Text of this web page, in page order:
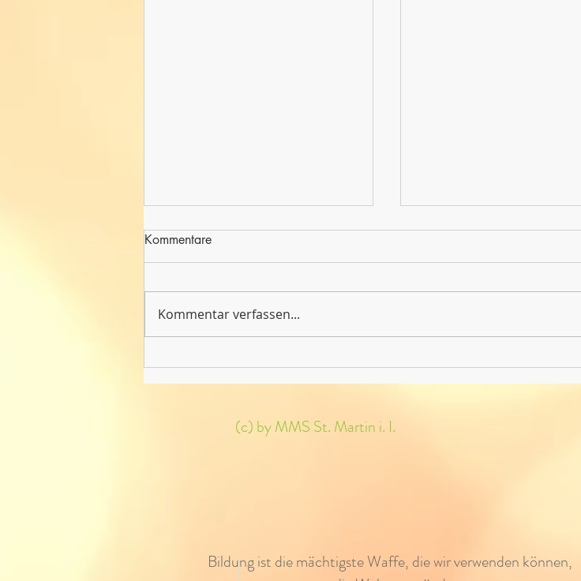
Englisch Theater 3. + 4.
Klassen
Erfolg beim VCÖ-
Projektwettbewerb „Green
Kommentare
Kommentar verfassen...
(c) by MMS St. Martin i. I.
Bildung ist die mächtigste Waffe, die wir verwenden können,